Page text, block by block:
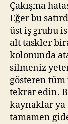
Çakışma
Eğer bu
üst iş grubu
alt taskler
kolonunda
silmeniz
gösteren tüm
tekrar edin.
kaynaklar ya
tamamen